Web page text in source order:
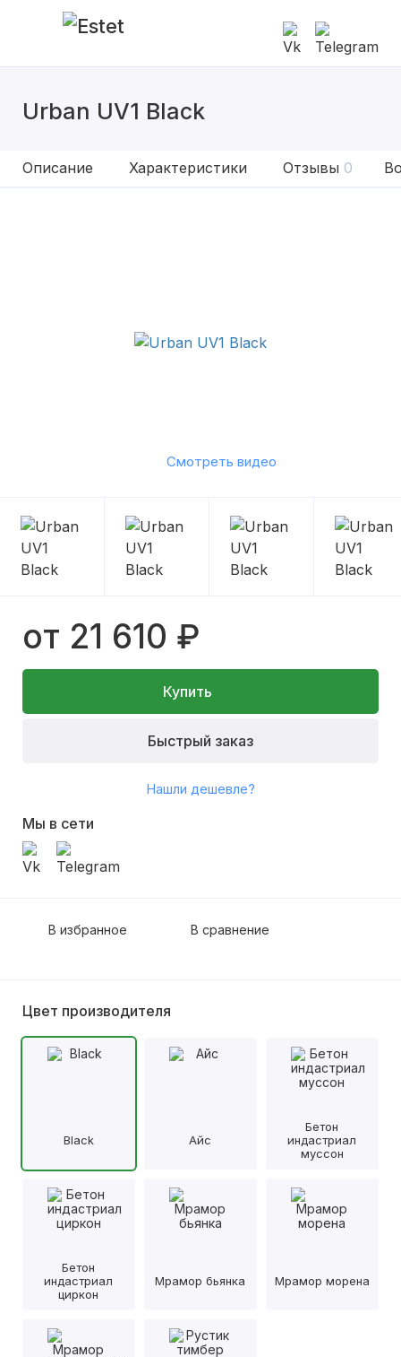
Urban UV1 Black
Описание Характеристики Отзывы 0
Смотреть видео
от 21 610 ₽
Купить
Быстрый заказ
Нашли дешевле?
Мы в сети
В избранное В сравнение
Цвет производителя
Black Айс
Бетон
индастриал
муссон
Бетон
индастриал
циркон
Мрамор бьянка Мрамор морена